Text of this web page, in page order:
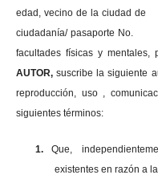
edad, vecino de la
ciudadanía/ pasaporte
facultades físicas y mentales,
AUTOR,suscribe la siguiente
reproducción, uso ,
siguientes términos:
1.
Que,
existentes en razón a